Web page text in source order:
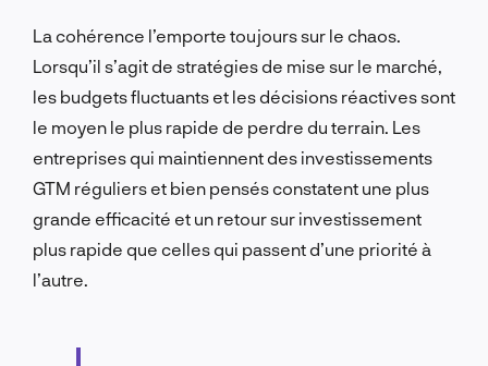
La cohérence l’emporte toujours sur le chaos.
Lorsqu’il s’agit de stratégies de mise sur le marché,
les budgets fluctuants et les décisions réactives sont
le moyen le plus rapide de perdre du terrain. Les
entreprises qui maintiennent des investissements
GTM réguliers et bien pensés constatent une plus
grande efficacité et un retour sur investissement
plus rapide que celles qui passent d’une priorité à
l’autre.